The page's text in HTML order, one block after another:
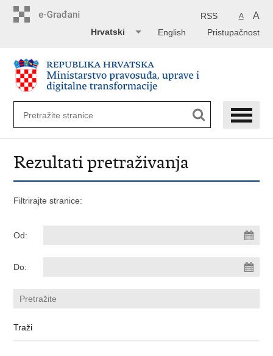
A A
RSS
Pristupačnost
English
Hrvatski
Rezultati pretraživanja
Filtrirajte stranice:
Od:
Do: